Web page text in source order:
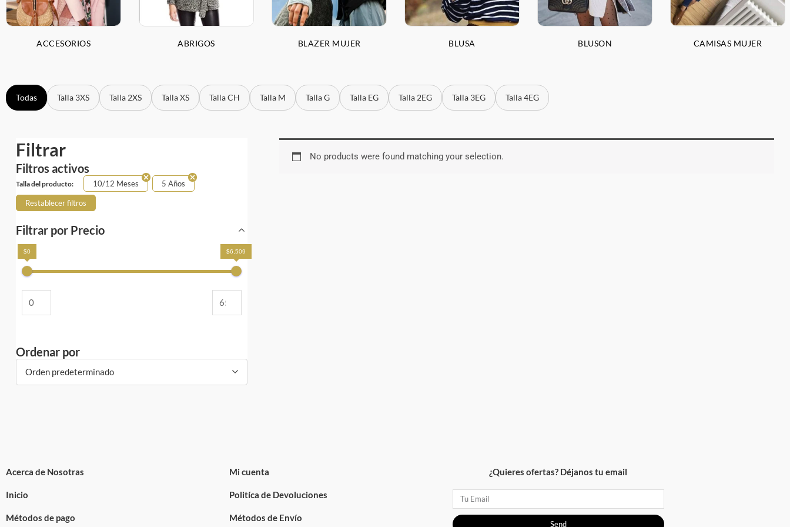
ACCESORIOS ABRIGOS BLAZER MUJER BLUSA BLUSON CAMISAS MUJER
Todas Talla 3XS Talla 2XS Talla XS Talla CH Talla M Talla G Talla EG Talla 2EG Talla 3EG Talla 4EG
Filtrar
Filtros activos
Talla del producto: 10/12 Meses 5 Años
Restablecer filtros
Filtrar por Precio
$0 $6,509
Ordenar por
Orden predeterminado
No products were found matching your selection.
Acerca de Nosotras
Inicio
Métodos de pago
Mi cuenta
Politíca de Devoluciones
Métodos de Envío
¿Quieres ofertas? Déjanos tu email
Email
Send